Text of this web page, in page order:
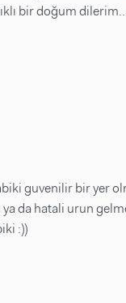
bir doğum dilerim..
guvenilir bir yer
da hatali urun
:))